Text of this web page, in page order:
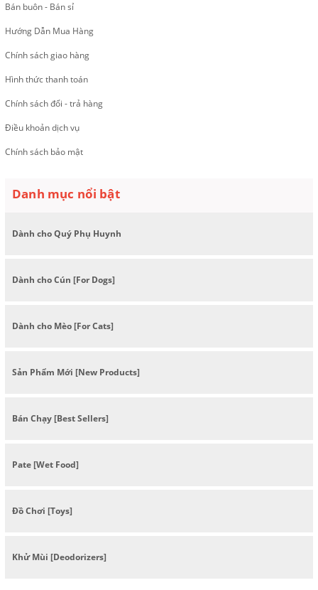
Bán buôn - Bán sỉ
Hướng Dẫn Mua Hàng
Chính sách giao hàng
Hình thức thanh toán
Chính sách đổi - trả hàng
Điều khoản dịch vụ
Chính sách bảo mật
Danh mục nổi bật
Dành cho Quý Phụ Huynh
Dành cho Cún [For Dogs]
Dành cho Mèo [For Cats]
Sản Phẩm Mới [New Products]
Bán Chạy [Best Sellers]
Pate [Wet Food]
Đồ Chơi [Toys]
Khử Mùi [Deodorizers]